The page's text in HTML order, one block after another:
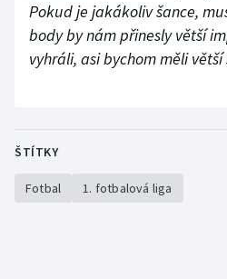
Pokud je jakákoliv šance,
body by nám přinesly větší
vyhráli, asi bychom měli větší
ŠTÍTKY
Fotbal 1. fotbalová liga